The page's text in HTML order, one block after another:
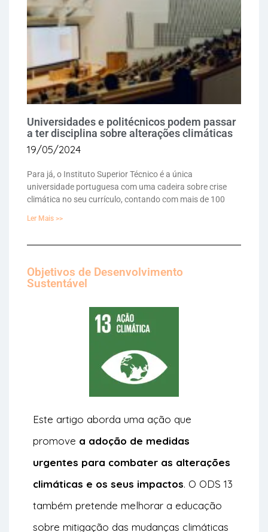
Universidades e politécnicos podem passar
a ter disciplina sobre alterações climáticas
19/05/2024
Para já, o Instituto Superior Técnico é a única
universidade portuguesa com uma cadeira sobre crise
climática no seu currículo, contando com mais de 100
Ler Mais >>
Objetivos de Desenvolvimento
Sustentável
Este artigo aborda uma ação que
promove a adoção de medidas
urgentes para combater as alterações
climáticas e os seus impactos. O ODS 13
também pretende melhorar a educação
sobre mitigação das mudanças climáticas